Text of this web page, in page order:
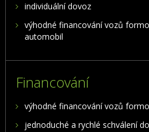
individuální dovoz
výhodné financování vozů
automobil
Financování
výhodné financování vozů
jednoduché a rychlé schválení